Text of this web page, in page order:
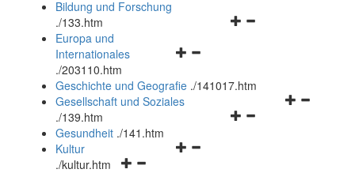
Navigationsmenü
Bildung und Forschung
./133.htm
Navigationsmenü
und
schließen
Europa und
Internationales
./203110.htm
Geschichte und Geografie ./141017.htm
Navigationsmenü
Gesellschaft und Soziales
./139.htm
Navigationsmenü
Gesundheit ./141.htm
Navigationsmenü
Kultur
./kultur.htm